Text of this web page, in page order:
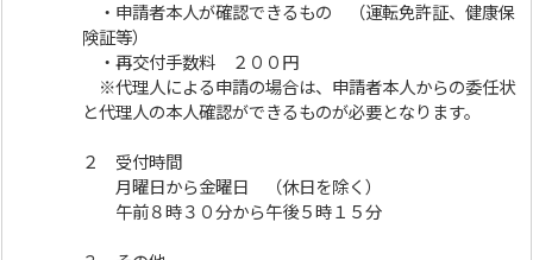
・申請者本人が確認できるもの （運転免許証、健康保
険証等）
・再交付手数料 ２００円
※代理人による申請の場合は、申請者本人からの委任状
と代理人の本人確認ができるものが必要となります。
２ 受付時間
月曜日から金曜日 （休日を除く）
午前８時３０分から午後５時１５分